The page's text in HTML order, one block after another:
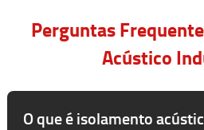
Perguntas
Acústico
O que é isolamento